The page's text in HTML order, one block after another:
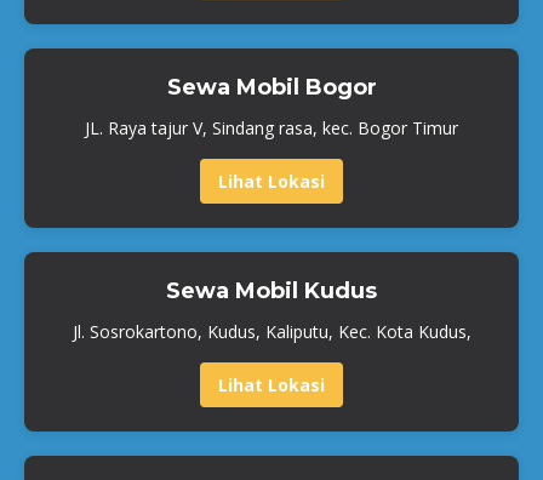
Sewa Mobil Bogor
JL. Raya tajur V, Sindang rasa, kec. Bogor Timur
Lihat Lokasi
Sewa Mobil Kudus
Jl. Sosrokartono, Kudus, Kaliputu, Kec. Kota Kudus,
Lihat Lokasi